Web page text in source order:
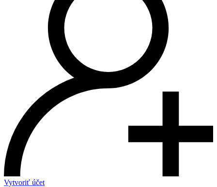
Vytvoriť účet